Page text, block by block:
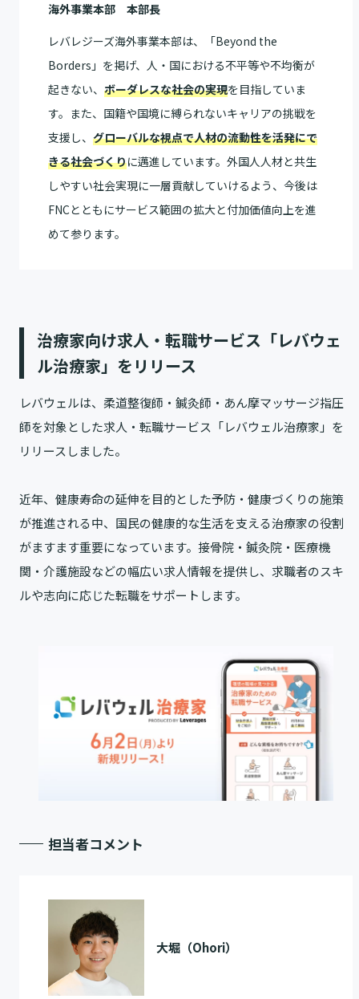
海外事業本部 本部長
レバレジーズ海外事業本部は、「Beyond the
Borders」を掲げ、人・国における不平等や不均衡が
起きない、 ボーダレスな社会の実現を目指していま
す。また、国籍や国境に縛られないキャリアの挑戦を
支援し、 グローバルな視点で人材の流動性を活発にで
きる社会づくりに邁進しています。外国人人材と共生
しやすい社会実現に一層貢献していけるよう、今後は
FNCとともにサービス範囲の拡大と付加価値向上を進
めて参ります。
治療家向け求人・転職サービス「レバウェ
ル治療家」をリリース
レバウェルは、柔道整復師・鍼灸師・あん摩マッサージ指圧
師を対象とした求人・転職サービス「レバウェル治療家」を
リリースしました。
近年、健康寿命の延伸を目的とした予防・健康づくりの施策
が推進される中、国民の健康的な生活を支える治療家の役割
がますます重要になっています。接骨院・鍼灸院・医療機
関・介護施設などの幅広い求人情報を提供し、求職者のスキ
ルや志向に応じた転職をサポートします。
担当者コメント
大堀（Ohori）